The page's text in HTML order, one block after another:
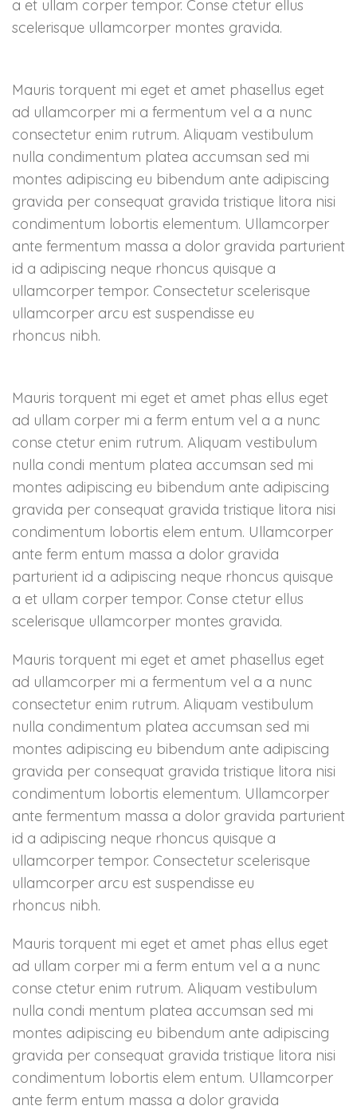
Responsiv design
oppgradering
integrasjon
Rich snippet integrering
a et ullam corper tempor. Conse ctetur ellus
scelerisque ullamcorper montes gravida.
Mauris torquent mi eget et amet phasellus eget
ad ullamcorper mi a fermentum vel a a nunc
consectetur enim rutrum. Aliquam vestibulum
nulla condimentum platea accumsan sed mi
montes adipiscing eu bibendum ante adipiscing
gravida per consequat gravida tristique litora nisi
condimentum lobortis elementum. Ullamcorper
ante fermentum massa a dolor gravida parturient
id a adipiscing neque rhoncus quisque a
ullamcorper tempor. Consectetur scelerisque
ullamcorper arcu est suspendisse eu
rhoncus nibh.
Mauris torquent mi eget et amet phas ellus eget
ad ullam corper mi a ferm entum vel a a nunc
conse ctetur enim rutrum. Aliquam vestibulum
nulla condi mentum platea accumsan sed mi
montes adipiscing eu bibendum ante adipiscing
gravida per consequat gravida tristique litora nisi
condimentum lobortis elem entum. Ullamcorper
ante ferm entum massa a dolor gravida
parturient id a adipiscing neque rhoncus quisque
a et ullam corper tempor. Conse ctetur ellus
scelerisque ullamcorper montes gravida.
Mauris torquent mi eget et amet phasellus eget
ad ullamcorper mi a fermentum vel a a nunc
consectetur enim rutrum. Aliquam vestibulum
nulla condimentum platea accumsan sed mi
montes adipiscing eu bibendum ante adipiscing
gravida per consequat gravida tristique litora nisi
condimentum lobortis elementum. Ullamcorper
ante fermentum massa a dolor gravida parturient
id a adipiscing neque rhoncus quisque a
ullamcorper tempor. Consectetur scelerisque
ullamcorper arcu est suspendisse eu
rhoncus nibh.
Mauris torquent mi eget et amet phas ellus eget
ad ullam corper mi a ferm entum vel a a nunc
conse ctetur enim rutrum. Aliquam vestibulum
nulla condi mentum platea accumsan sed mi
montes adipiscing eu bibendum ante adipiscing
gravida per consequat gravida tristique litora nisi
condimentum lobortis elem entum. Ullamcorper
ante ferm entum massa a dolor gravida